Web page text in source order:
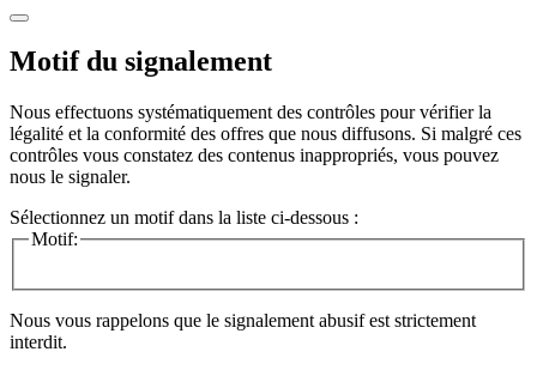
Motif du signalement
Nous effectuons systématiquement des contrôles pour vérifier la
légalité et la conformité des offres que nous diffusons. Si malgré ces
contrôles vous constatez des contenus inappropriés, vous pouvez
nous le signaler.
Sélectionnez un motif dans la liste ci-dessous :
Motif:
Nous vous rappelons que le signalement abusif est strictement
interdit.